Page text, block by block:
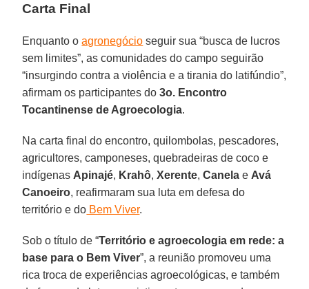
Carta Final
Enquanto oagronegócio seguir sua “busca de lucros
sem limites”, as comunidades do campo seguirão
“insurgindo contra a violência e a tirania do latifúndio”,
afirmam os participantes do3o. Encontro
Tocantinense de Agroecologia.
Na carta final do encontro, quilombolas, pescadores,
agricultores, camponeses, quebradeiras de coco e
indígenas Apinajé, Krahô,Xerente,Canela e Avá
Canoeiro, reafirmaram sua luta em defesa do
território e do Bem Viver.
Sob o título de “Território e agroecologia em rede: a
base para o Bem Viver”, a reunião promoveu uma
rica troca de experiências agroecológicas, e também